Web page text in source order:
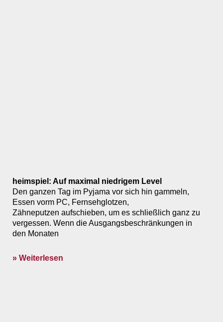
heimspiel: Auf maximal niedrigem Level
Den ganzen Tag im Pyjama vor sich hin gammeln,
Essen vorm PC, Fernsehglotzen,
Zähneputzen aufschieben, um es schließlich ganz zu
vergessen. Wenn die Ausgangsbeschränkungen in
den Monaten
» Weiterlesen